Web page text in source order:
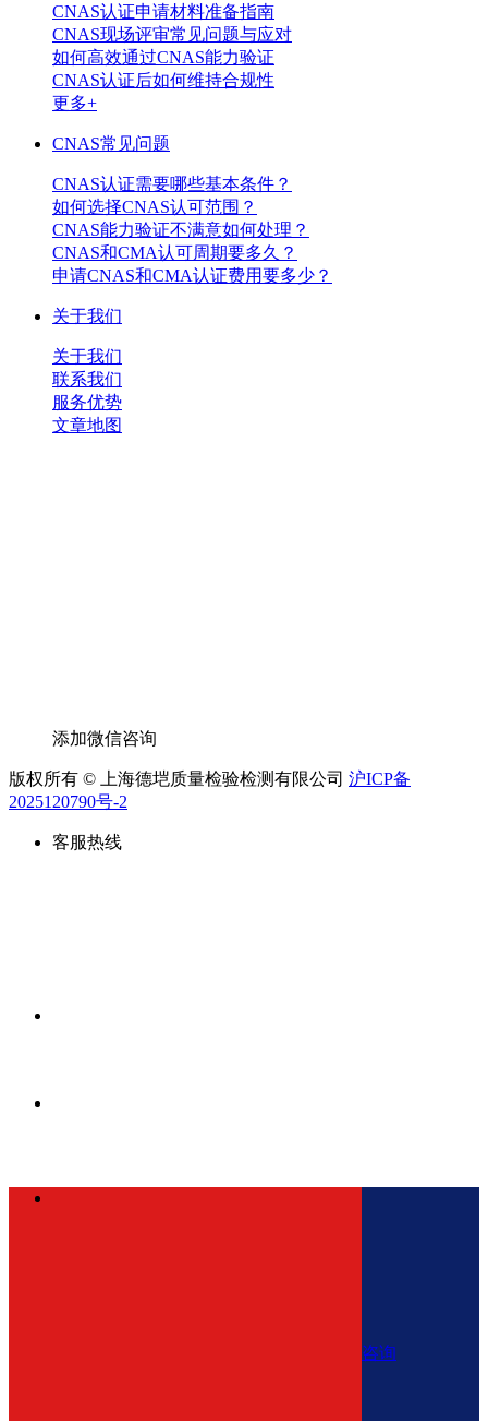
CNAS认证申请材料准备指南
CNAS现场评审常见问题与应对
如何高效通过CNAS能力验证
CNAS认证后如何维持合规性
更多+
CNAS常见问题
CNAS认证需要哪些基本条件？
如何选择CNAS认可范围？
CNAS能力验证不满意如何处理？
CNAS和CMA认可周期要多久？
申请CNAS和CMA认证费用要多少？
关于我们
关于我们
联系我们
服务优势
文章地图
添加微信咨询
版权所有 © 上海德垲质量检验检测有限公司 沪ICP备
2025120790号-2
客服热线
咨询